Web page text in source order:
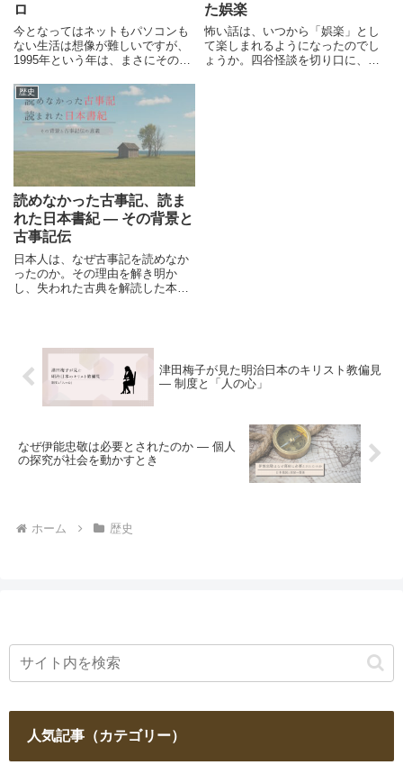
ロ
今となってはネットもパソコンも
ない生活は想像が難しいですが、
1995年という年は、まさにその境
はWindows95の発売以外にも大変
な事がたくさん起こった「激動の
一年」でした。今回は、1995年の
日本でどのようなことが起きてい
たのかをまとめてみます。
た娯楽
怖い話は、いつから「娯楽」とし
て楽しまれるようになったのでし
ょうか。四谷怪談を切り口に、恐
歴史
読めなかった古事記、読ま
れた日本書紀 ― その背景と
古事記伝
日本人は、なぜ古事記を読めなか
ったのか。その理由を解き明か
し、失われた古典を解読した本居
津田梅子が見た明治日本のキリスト教偏見
― 制度と「人の心」
なぜ伊能忠敬は必要とされたのか ― 個人
の探究が社会を動かすとき
ホーム 歴史
人気記事（カテゴリー）